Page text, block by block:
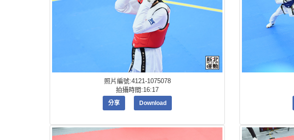
照片編號:4121-1075078
拍攝時間:16:17
分享 Download